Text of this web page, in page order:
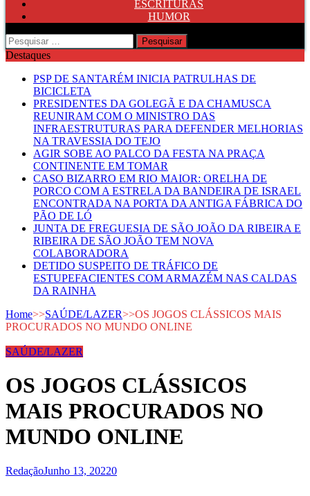
ESCRITURAS
HUMOR
Pesquisar
por:
Destaques
PSP DE SANTARÉM INICIA PATRULHAS DE
BICICLETA
PRESIDENTES DA GOLEGÃ E DA CHAMUSCA
REUNIRAM COM O MINISTRO DAS
INFRAESTRUTURAS PARA DEFENDER MELHORIAS
NA TRAVESSIA DO TEJO
AGIR SOBE AO PALCO DA FESTA NA PRAÇA
CONTINENTE EM TOMAR
CASO BIZARRO EM RIO MAIOR: ORELHA DE
PORCO COM A ESTRELA DA BANDEIRA DE ISRAEL
ENCONTRADA NA PORTA DA ANTIGA FÁBRICA DO
PÃO DE LÓ
JUNTA DE FREGUESIA DE SÃO JOÃO DA RIBEIRA E
RIBEIRA DE SÃO JOÃO TEM NOVA
COLABORADORA
DETIDO SUSPEITO DE TRÁFICO DE
ESTUPEFACIENTES COM ARMAZÉM NAS CALDAS
DA RAINHA
Home>>SAÚDE/LAZER>>OS JOGOS CLÁSSICOS MAIS
PROCURADOS NO MUNDO ONLINE
SAÚDE/LAZER
OS JOGOS CLÁSSICOS
MAIS PROCURADOS NO
MUNDO ONLINE
RedaçãoJunho 13, 20220